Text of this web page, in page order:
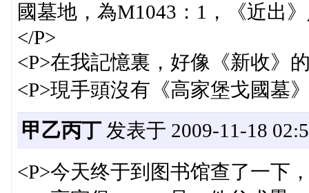
國墓地，為M1043：1，《近出
</P>
<P>在我記憶裏，好像《新收》
<P>現手頭沒有《高家堡戈國墓
甲乙丙丁发表于 2009-11-18
<P>今天终于到图书馆查了一下